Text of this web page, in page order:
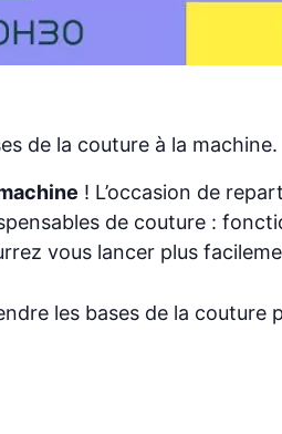
de la couture à la machine.
! L’occasion de
de couture :
vous lancer plus
les bases de la couture